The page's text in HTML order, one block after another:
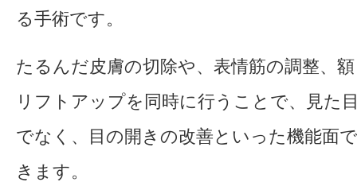
る手術です。
たるんだ皮膚の切除や、表情筋の調整、
リフトアップを同時に行うことで、見た
でなく、目の開きの改善といった機能面
きます。